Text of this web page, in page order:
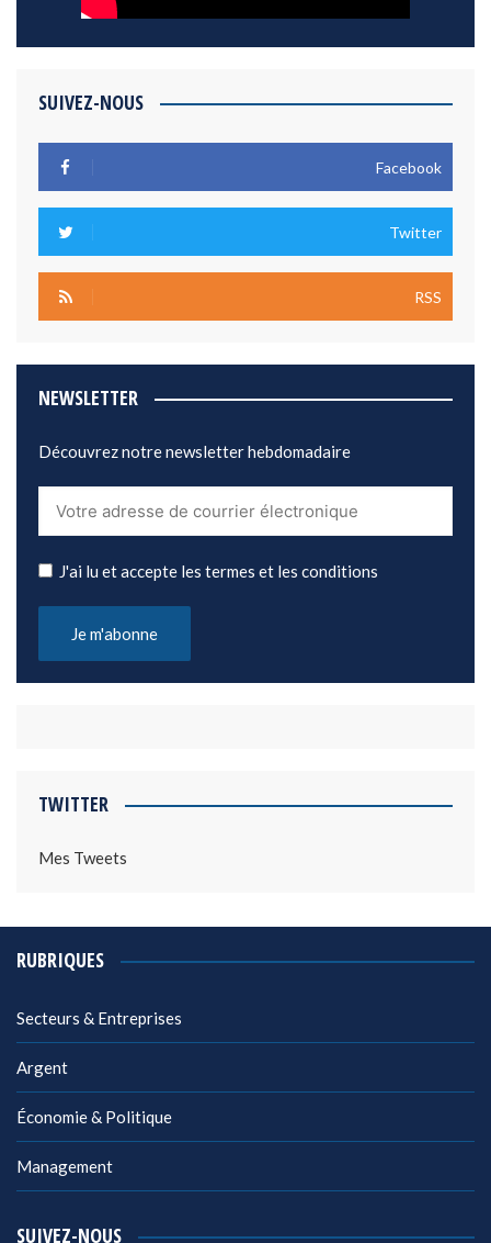
SUIVEZ-NOUS
Facebook
Twitter
RSS
NEWSLETTER
Découvrez notre newsletter hebdomadaire
J'ai lu et accepte les termes et les conditions
TWITTER
Mes Tweets
RUBRIQUES
Secteurs & Entreprises
Argent
Économie & Politique
Management
SUIVEZ-NOUS